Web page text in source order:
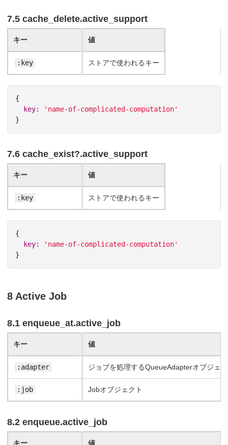
7.5 cache_delete.active_support
値
ストアで使われるキー
キー
:key
{
key:
'name-of-complicated-computation'
}
7.6 cache_exist?.active_support
値
ストアで使われるキー
キー
:key
{
key:
'name-of-complicated-computation'
}
8 Active Job
8.1 enqueue_at.active_job
値
ジョブを処理するQueueAdapterオブジェ
Jobオブジェクト
キー
:adapter
:job
8.2 enqueue.active_job
値
キー